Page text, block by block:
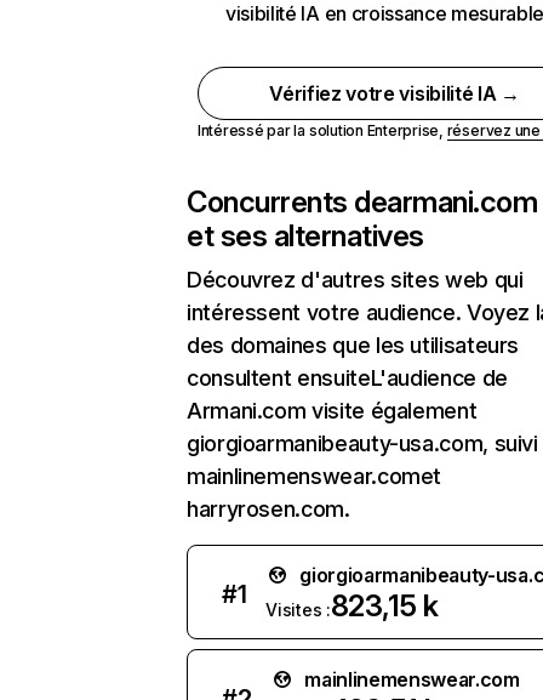
visibilité IA en croissance
Vérifiez votre visibilité IA →
Intéressé par la solution Enterprise, réservez
Concurrents dearmani.com
et ses alternatives
Découvrez d'autres sites web qui
intéressent votre audience. Voyez
des domaines que les utilisateurs
consultent ensuiteL'audience de
Armani.com visite également
giorgioarmanibeauty-usa.com, suivi
mainlinemenswear.comet
harryrosen.com.
#1
giorgioarmanibeauty-
Visites :823,15 k
mainlinemenswear.com